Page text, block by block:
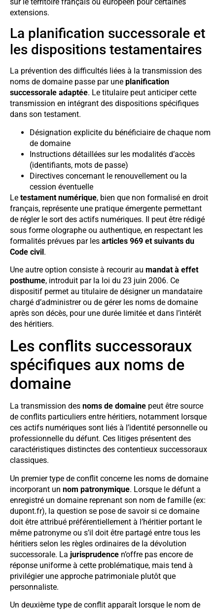
extensions.
La planification successorale et
les dispositions testamentaires
La prévention des difficultés liées à la transmission des
noms de domaine passe par une planification
successorale adaptée. Le titulaire peut anticiper cette
transmission en intégrant des dispositions spécifiques
dans son testament.
Désignation explicite du bénéficiaire de chaque nom
de domaine
Instructions détaillées sur les modalités d’accès
(identifiants, mots de passe)
Directives concernant le renouvellement ou la
cession éventuelle
Le testament numérique, bien que non formalisé en droit
français, représente une pratique émergente permettant
de régler le sort des actifs numériques. Il peut être rédigé
sous forme olographe ou authentique, en respectant les
formalités prévues par les articles 969 et suivants du
Code civil.
Une autre option consiste à recourir au mandat à effet
posthume, introduit par la loi du 23 juin 2006. Ce
dispositif permet au titulaire de désigner un mandataire
chargé d’administrer ou de gérer les noms de domaine
après son décès, pour une durée limitée et dans l’intérêt
des héritiers.
Les conflits successoraux
spécifiques aux noms de
domaine
La transmission des noms de domaine peut être source
de conflits particuliers entre héritiers, notamment lorsque
ces actifs numériques sont liés à l’identité personnelle ou
professionnelle du défunt. Ces litiges présentent des
caractéristiques distinctes des contentieux successoraux
classiques.
Un premier type de conflit concerne les noms de domaine
incorporant un nom patronymique. Lorsque le défunt a
enregistré un domaine reprenant son nom de famille (ex:
dupont.fr), la question se pose de savoir si ce domaine
doit être attribué préférentiellement à l’héritier portant le
même patronyme ou s’il doit être partagé entre tous les
héritiers selon les règles ordinaires de la dévolution
successorale. La jurisprudence n’offre pas encore de
réponse uniforme à cette problématique, mais tend à
privilégier une approche patrimoniale plutôt que
personnaliste.
Un deuxième type de conflit apparaît lorsque le nom de